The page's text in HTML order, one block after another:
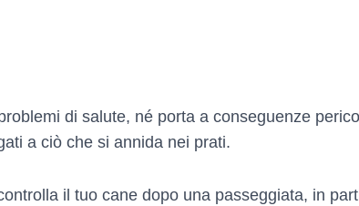
di salute, né porta a conseguenze
a ciò che si annida nei prati.
il tuo cane dopo una passeggiata, in